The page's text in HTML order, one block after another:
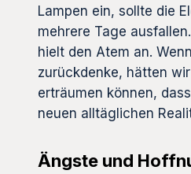
Lampen ein, sollte die
mehrere Tage
hielt den Atem an.
zurückdenke, hätten
erträumen können,
neuen alltäglichen
Ängste und